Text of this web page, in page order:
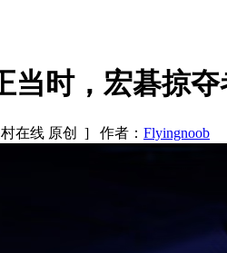
当时，宏碁掠
在线 原创 ] 作者： Flyingnoob